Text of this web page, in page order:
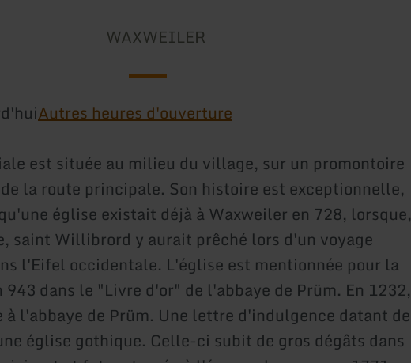
WAXWEILER
Autres heures d'ouverture
est située au milieu du village, sur un promontoire
la route principale. Son histoire est exceptionnelle,
église existait déjà à Waxweiler en 728, lorsque,
saint Willibrord y aurait prêché lors d'un voyage
l'Eifel occidentale. L'église est mentionnée pour la
dans le "Livre d'or" de l'abbaye de Prüm. En 1232,
l'abbaye de Prüm. Une lettre d'indulgence datant de
église gothique. Celle-ci subit de gros dégâts dans